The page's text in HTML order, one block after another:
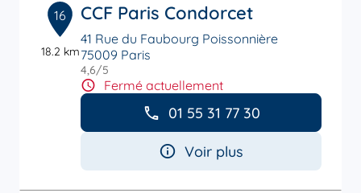
16
18.2 km
CCF Paris Condorcet
41 Rue du Faubourg Poissonnière
75009 Paris
4,6/5
Fermé actuellement
01 55 31 77 30
Voir plus